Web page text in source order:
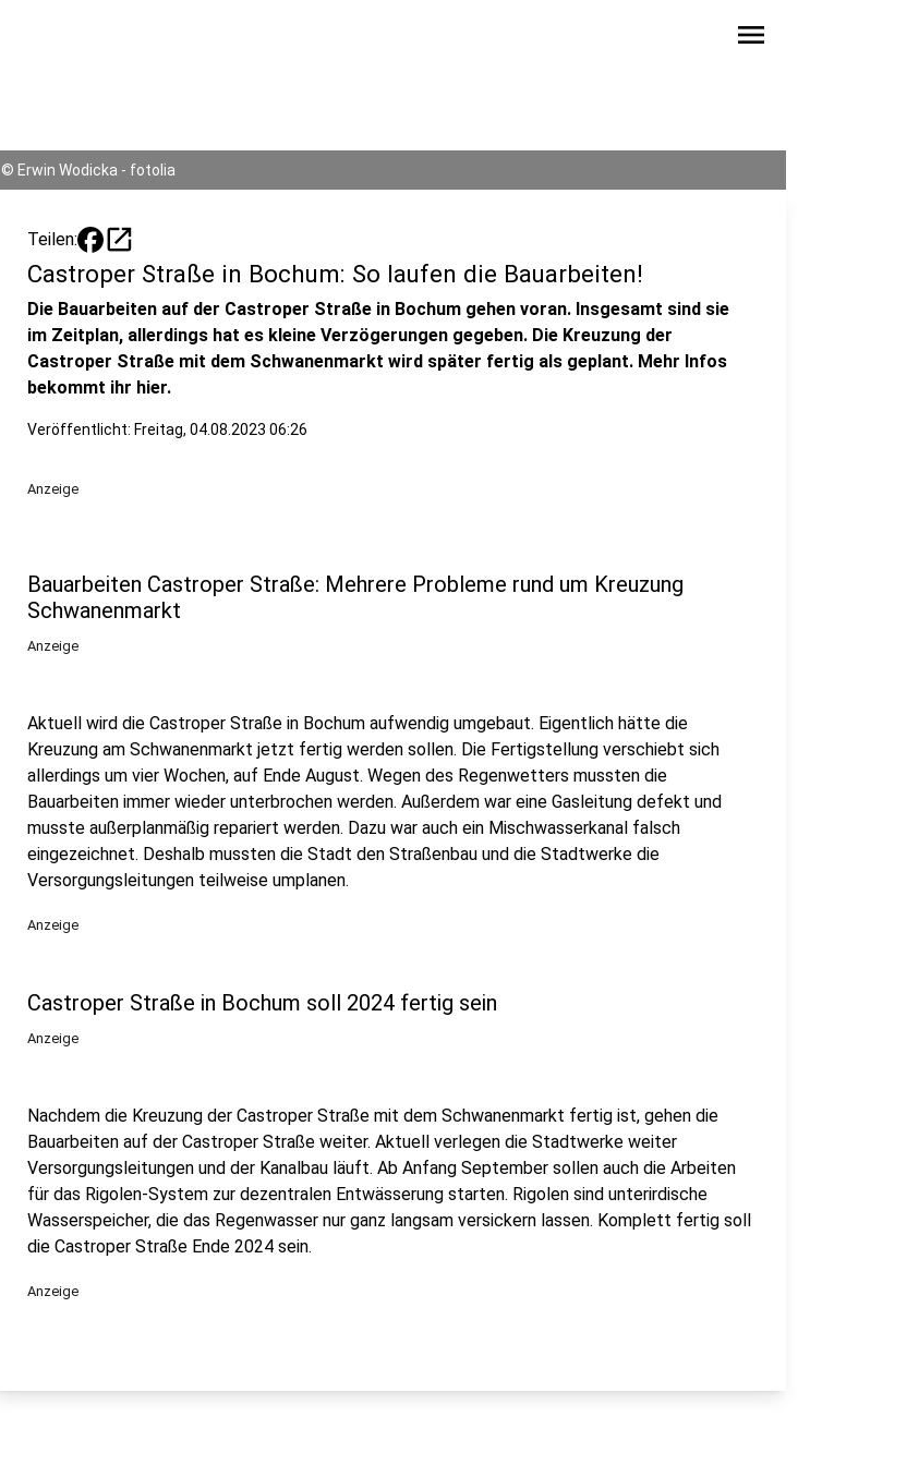
menu
© Erwin Wodicka - fotolia
Teilen: open_in_new
Castroper Straße in Bochum: So laufen die Bauarbeiten!
Die Bauarbeiten auf der Castroper Straße in Bochum gehen voran. Insgesamt sind sie
im Zeitplan, allerdings hat es kleine Verzögerungen gegeben. Die Kreuzung der
Castroper Straße mit dem Schwanenmarkt wird später fertig als geplant. Mehr Infos
bekommt ihr hier.
Veröffentlicht: Freitag, 04.08.2023 06:26
Anzeige
Bauarbeiten Castroper Straße: Mehrere Probleme rund um Kreuzung
Schwanenmarkt
Anzeige
Aktuell wird die Castroper Straße in Bochum aufwendig umgebaut. Eigentlich hätte die
Kreuzung am Schwanenmarkt jetzt fertig werden sollen. Die Fertigstellung verschiebt sich
allerdings um vier Wochen, auf Ende August. Wegen des Regenwetters mussten die
Bauarbeiten immer wieder unterbrochen werden. Außerdem war eine Gasleitung defekt und
musste außerplanmäßig repariert werden. Dazu war auch ein Mischwasserkanal falsch
eingezeichnet. Deshalb mussten die Stadt den Straßenbau und die Stadtwerke die
Versorgungsleitungen teilweise umplanen.
Anzeige
Castroper Straße in Bochum soll 2024 fertig sein
Anzeige
Nachdem die Kreuzung der Castroper Straße mit dem Schwanenmarkt fertig ist, gehen die
Bauarbeiten auf der Castroper Straße weiter. Aktuell verlegen die Stadtwerke weiter
Versorgungsleitungen und der Kanalbau läuft. Ab Anfang September sollen auch die Arbeiten
für das Rigolen-System zur dezentralen Entwässerung starten. Rigolen sind unterirdische
Wasserspeicher, die das Regenwasser nur ganz langsam versickern lassen. Komplett fertig soll
die Castroper Straße Ende 2024 sein.
Anzeige